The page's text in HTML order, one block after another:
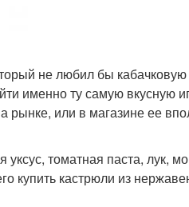
не любил бы
именно ту самую вкусную
рынке, или в магазине ее
уксус, томатная паста, лук,
купить кастрюли из